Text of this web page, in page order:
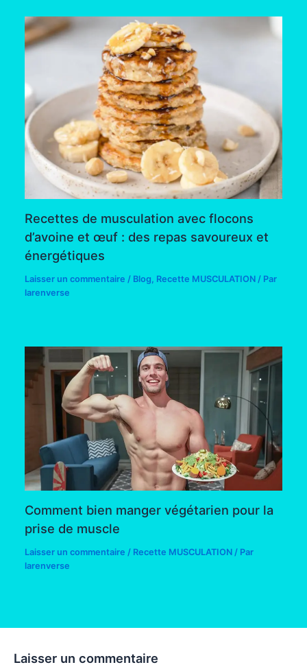
Recettes de musculation avec flocons
d’avoine et œuf : des repas savoureux et
énergétiques
Laisser un commentaire / Blog Recette MUSCULATION / Par
larenverse
Comment bien manger végétarien pour la
prise de muscle
Laisser un commentaire / Recette MUSCULATION / Par
larenverse
Laisser un commentaire